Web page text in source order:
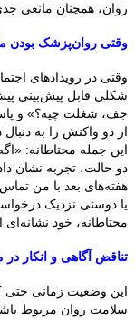
روان، همچنان مانعی
وقتی روان‌پزشک بودن
وقتی در رویدادهای
شکلی قابل پیش‌بینی
جف، شغلت چیه؟» و
از دو واکنش را به
این جمله محتاطانه:
دو حالت، تجربه نشان
هفته‌های بعد با من
یا دوستی نزدیک
محتاطانه، خود
تناقض آگاهی و انکار
این وضعیت زمانی حتی
سلامت روان مربوط